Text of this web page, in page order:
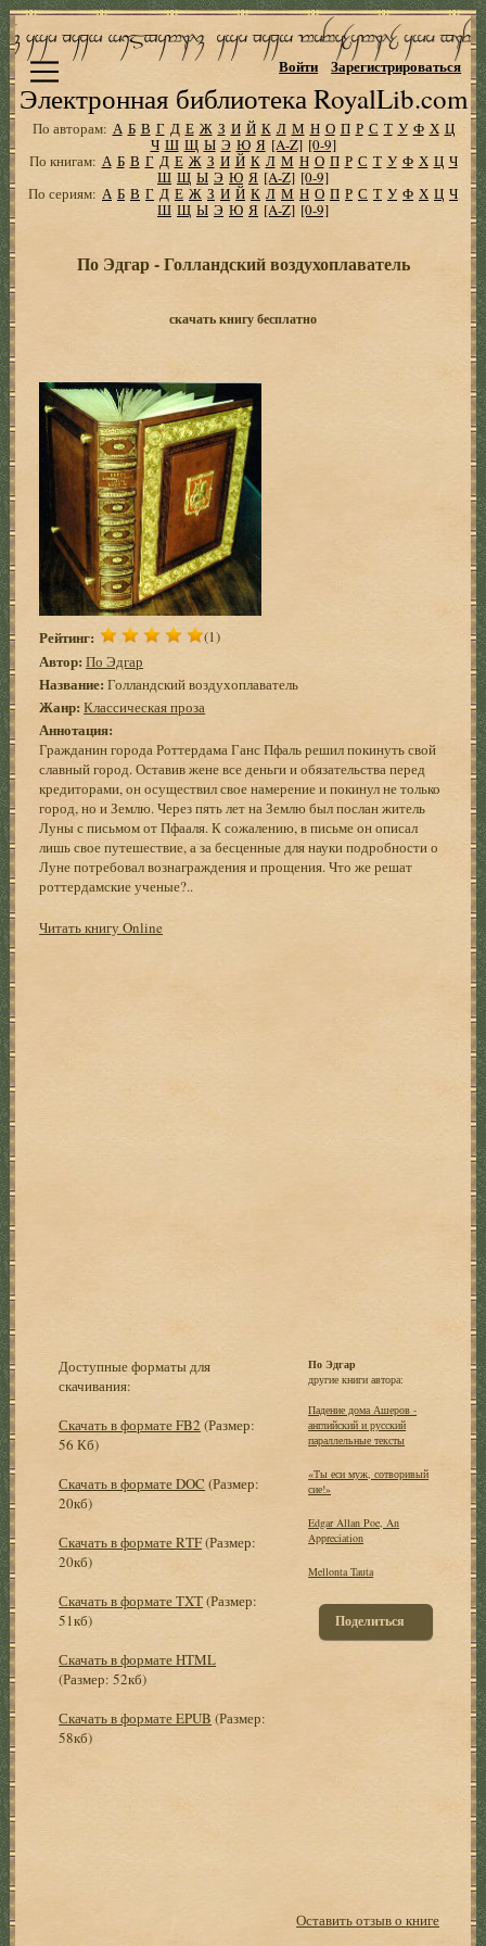
Электронная библиотека RoyalLib.com
Войти Зарегистрироваться
По авторам: А Б В Г Д Е Ж З И Й К Л М Н О П Р С Т У Ф Х Ц
Ч Ш Щ Ы Э Ю Я [A-Z] [0-9]
По книгам: А Б В Г Д Е Ж З И Й К Л М Н О П Р С Т У Ф Х Ц Ч
Ш Щ Ы Э Ю Я [A-Z] [0-9]
По сериям: А Б В Г Д Е Ж З И Й К Л М Н О П Р С Т У Ф Х Ц Ч
Ш Щ Ы Э Ю Я [A-Z] [0-9]
По Эдгар - Голландский воздухоплаватель
скачать книгу бесплатно
Рейтинг: (1)
Автор: По Эдгар
Название: Голландский воздухоплаватель
Жанр: Классическая проза
Аннотация:
Гражданин города Роттердама Ганс Пфаль решил покинуть свой
славный город. Оставив жене все деньги и обязательства перед
кредиторами, он осуществил свое намерение и покинул не только
город, но и Землю. Через пять лет на Землю был послан житель
Луны с письмом от Пфааля. К сожалению, в письме он описал
лишь свое путешествие, а за бесценные для науки подробности о
Луне потребовал вознаграждения и прощения. Что же решат
роттердамские ученые?..
Читать книгу Online
Доступные форматы для
скачивания:
Скачать в формате FB2 (Размер:
56 Кб)
Скачать в формате DOC (Размер:
20кб)
Скачать в формате RTF(Размер:
20кб)
Скачать в формате TXT(Размер:
51кб)
Скачать в формате HTML
(Размер: 52кб)
Скачать в формате EPUB (Размер:
58кб)
По Эдгар
другие книги автора:
Падение дома Ашеров -
английский и русский
параллельные тексты
«Ты еси муж, сотворивый
сие!»
Edgar Allan Poe, An
Appreciation
Mellonta Tauta
Поделиться
Оставить отзыв о книге